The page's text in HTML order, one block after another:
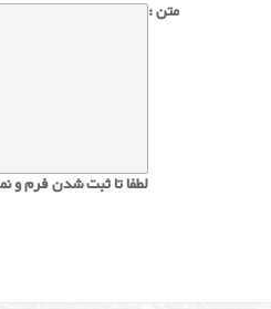
متن :
لطفا تا ثبت شدن فرم و